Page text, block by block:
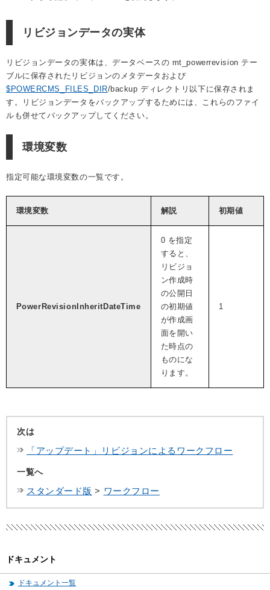
リビジョンデータの実体
リビジョンデータの実体は、データベースの mt_powerrevision テー
ブルに保存されたリビジョンのメタデータおよび
$POWERCMS_FILES_DIR/backup ディレクトリ以下に保存されま
す。リビジョンデータをバックアップするためには、これらのファイ
ルも併せてバックアップしてください。
環境変数
指定可能な環境変数の一覧です。
環境変数 解説 初期値
PowerRevisionInheritDateTime
0 を指定
すると、
リビジョ
ン作成時
の公開日
の初期値
が作成画
面を開い
た時点の
ものにな
ります。
1
次は
「アップデート」リビジョンによるワークフロー
一覧へ
スタンダード版 > ワークフロー
ドキュメント
ドキュメント一覧